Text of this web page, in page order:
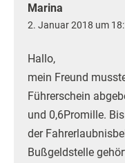
Marina
2. Januar 2018 um
Hallo,
mein Freund
Führerschein
und 0,6Promille.
der
Bußgeldstelle